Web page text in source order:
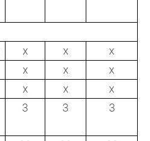
x x
x
x x
x
x x
x
3 3 3